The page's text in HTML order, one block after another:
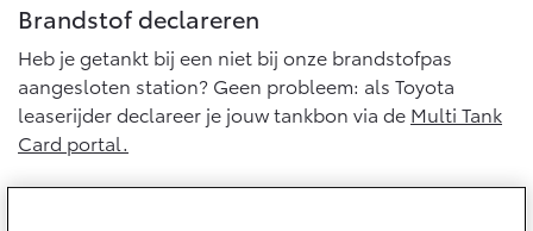
Vanaf € 31.895,-
APK
Airco check
Vakantiecheck
Hybride Zekerheid Controle
Bereken je maandbedrag
Private Lease voor ZZP
Private Lease Occasions
Zakelijk
Toyota voor de zaak
Leaserijder
ZZP
Werkplaatsafspraak maken
Contact en Route
Schade melden
Brandstof declareren
Heb je getankt bij een niet bij onze brandstofpas
aangesloten station? Geen probleem: als Toyota
leaserijder declareer je jouw tankbon via de Multi Tank
Card portal.